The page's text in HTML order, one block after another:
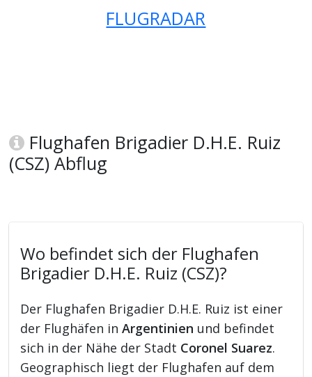
FLUGRADAR
Flughafen Brigadier D.H.E. Ruiz
(CSZ) Abflug
Wo befindet sich der Flughafen
Brigadier D.H.E. Ruiz (CSZ)?
Der Flughafen Brigadier D.H.E. Ruiz ist einer
der Flughäfen inArgentinien und befindet
sich in der Nähe der Stadt Coronel Suarez.
Geographisch liegt der Flughafen auf dem